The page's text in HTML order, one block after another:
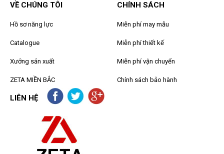
VỀ CHÚNG TÔI
Hồ sơ năng lực
Catalogue
Xưởng sản xuất
ZETA MIỀN BẮC
CHÍNH SÁCH
Miễn phí may mẫu
Miễn phí thiết kế
Miễn phí vận chuyển
Chính sách bảo hành
LIÊN HỆ